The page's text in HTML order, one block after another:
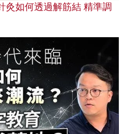
灸如何透過解筋結 精準調